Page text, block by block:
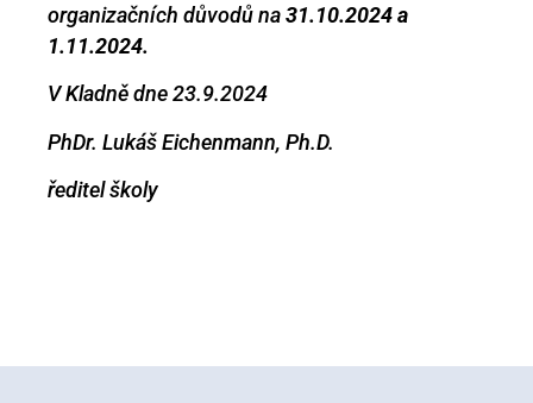
organizačních důvodů na 31.10.2024 a
1.11.2024.
V Kladně dne 23.9.2024
PhDr. Lukáš Eichenmann, Ph.D.
ředitel školy